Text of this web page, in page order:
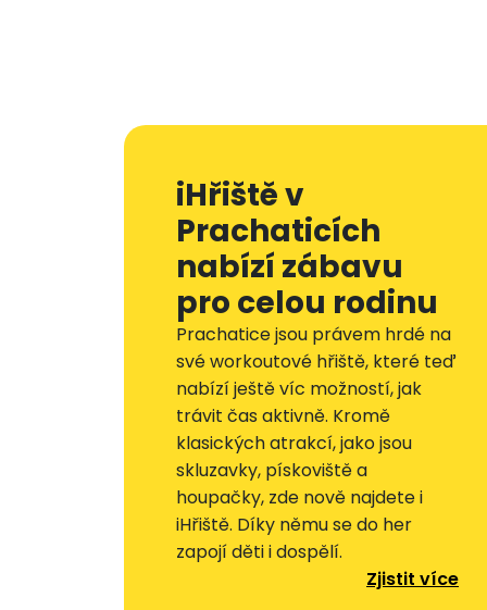
iHřiště v
Prachaticích
nabízí zábavu
pro celou rodinu
Prachatice jsou právem hrdé na
své workoutové hřiště, které teď
nabízí ještě víc možností, jak
trávit čas aktivně. Kromě
klasických atrakcí, jako jsou
skluzavky, pískoviště a
houpačky, zde nově najdete i
iHřiště. Díky němu se do her
zapojí děti i dospělí.
Zjistit více